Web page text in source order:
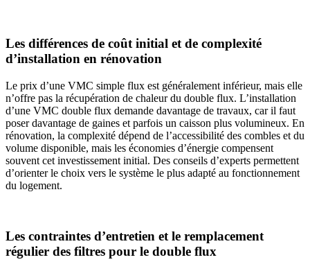
Les différences de coût initial et de complexité
d’installation en rénovation
Le prix d’une VMC simple flux est généralement inférieur, mais elle
n’offre pas la récupération de chaleur du double flux. L’installation
d’une VMC double flux demande davantage de travaux, car il faut
poser davantage de gaines et parfois un caisson plus volumineux. En
rénovation, la complexité dépend de l’accessibilité des combles et du
volume disponible, mais les économies d’énergie compensent
souvent cet investissement initial. Des conseils d’experts permettent
d’orienter le choix vers le système le plus adapté au fonctionnement
du logement.
Les contraintes d’entretien et le remplacement
régulier des filtres pour le double flux